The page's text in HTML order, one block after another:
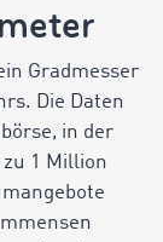
Gradmesser
Die Daten
in der
1 Million